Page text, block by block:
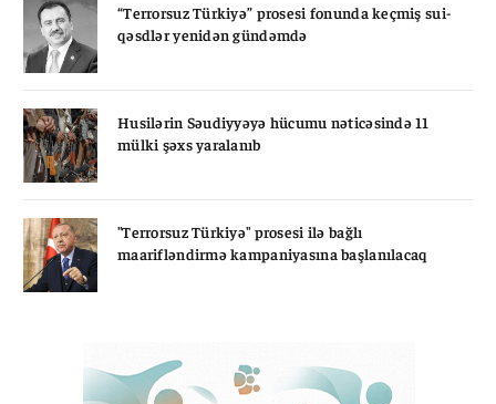
“Terrorsuz Türkiyə” prosesi fonunda keçmiş sui-
qəsdlər yenidən gündəmdə
Husilərin Səudiyyəyə hücumu nəticəsində 11
mülki şəxs yaralanıb
"Terrorsuz Türkiyə" prosesi ilə bağlı
maarifləndirmə kampaniyasına başlanılacaq